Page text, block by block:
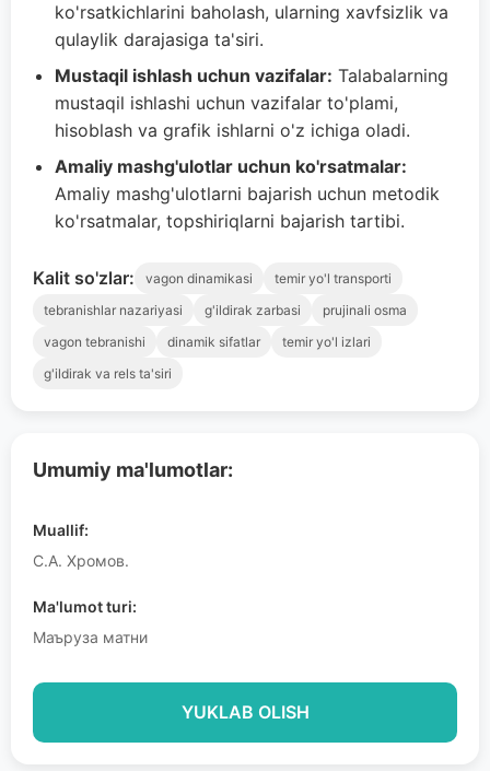
Umumiy ma'lumotlar:
Muallif:
С.А. Хромов.
Ma'lumot turi:
Маъруза матни
YUKLAB OLISH
ko'rsatkichlarini baholash, ularning xavfsizlik va
qulaylik darajasiga ta'siri.
Mustaqil ishlash uchun vazifalar: Talabalarning
mustaqil ishlashi uchun vazifalar to'plami,
hisoblash va grafik ishlarni o'z ichiga oladi.
Amaliy mashg'ulotlar uchun ko'rsatmalar:
Amaliy mashg'ulotlarni bajarish uchun metodik
ko'rsatmalar, topshiriqlarni bajarish tartibi.
Kalit so'zlar: vagon dinamikasi
temir yo'l transporti
tebranishlar nazariyasi
g'ildirak zarbasi
prujinali osma
vagon tebranishi
dinamik sifatlar
temir yo'l izlari
g'ildirak va rels ta'siri